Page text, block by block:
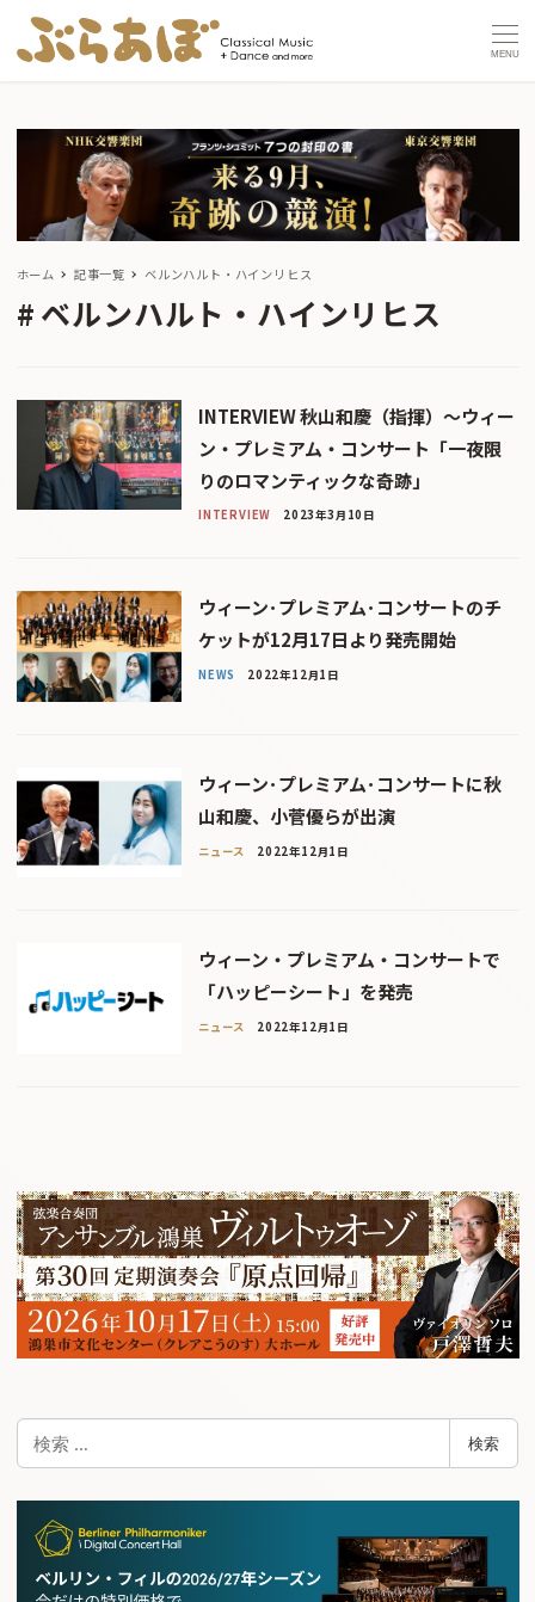
MENU
ホーム 記事一覧 ベルンハルト・ハインリヒス
ベルンハルト・ハインリヒス
INTERVIEW 秋山和慶（指揮）〜ウィー
ン・プレミアム・コンサート「一夜限
りのロマンティックな奇跡」
INTERVIEW 2023年3月10日
ウィーン･プレミアム･コンサートのチ
ケットが12月17日より発売開始
NEWS 2022年12月1日
ウィーン･プレミアム･コンサートに秋
山和慶、小菅優らが出演
ニュース 2022年12月1日
ウィーン・プレミアム・コンサートで
「ハッピーシート」を発売
ニュース 2022年12月1日
検
索
検索